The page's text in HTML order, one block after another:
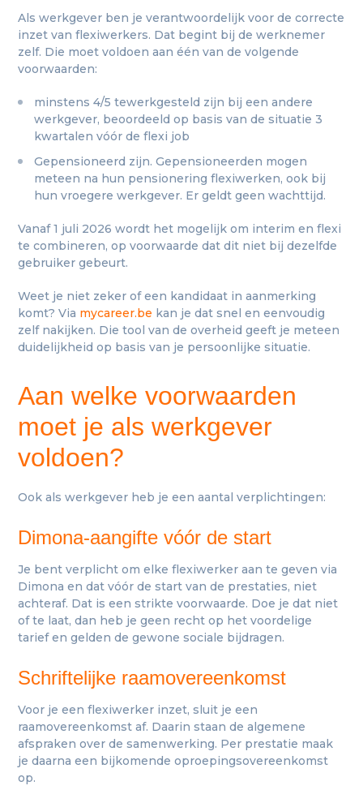
Als werkgever ben je verantwoordelijk voor de correcte
inzet van flexiwerkers. Dat begint bij de werknemer
zelf. Die moet voldoen aan één van de volgende
voorwaarden:
minstens 4/5 tewerkgesteld zijn bij een andere
werkgever, beoordeeld op basis van de situatie 3
kwartalen vóór de flexi job
Gepensioneerd zijn. Gepensioneerden mogen
meteen na hun pensionering flexiwerken, ook bij
hun vroegere werkgever. Er geldt geen wachttijd.
Vanaf 1 juli 2026 wordt het mogelijk om interim en flexi
te combineren, op voorwaarde dat dit niet bij dezelfde
gebruiker gebeurt.
Weet je niet zeker of een kandidaat in aanmerking
komt? Via mycareer.be kan je dat snel en eenvoudig
zelf nakijken. Die tool van de overheid geeft je meteen
duidelijkheid op basis van je persoonlijke situatie.
Aan welke voorwaarden
moet je als werkgever
voldoen?
Ook als werkgever heb je een aantal verplichtingen:
Dimona-aangifte vóór de start
Je bent verplicht om elke flexiwerker aan te geven via
Dimona en dat vóór de start van de prestaties, niet
achteraf. Dat is een strikte voorwaarde. Doe je dat niet
of te laat, dan heb je geen recht op het voordelige
tarief en gelden de gewone sociale bijdragen.
Schriftelijke raamovereenkomst
Voor je een flexiwerker inzet, sluit je een
raamovereenkomst af. Daarin staan de algemene
afspraken over de samenwerking. Per prestatie maak
je daarna een bijkomende oproepingsovereenkomst
op.